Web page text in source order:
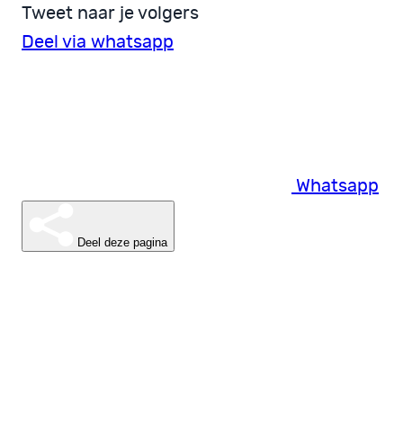
Tweet naar je volgers
Deel via whatsapp
Whatsapp
Deel deze pagina